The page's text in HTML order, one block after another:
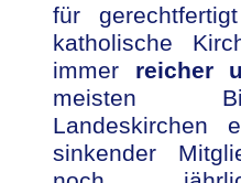
für
katholische
immer reicher
meisten
Landeskirchen
sinkender